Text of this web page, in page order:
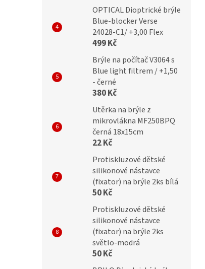
OPTICAL Dioptrické brýle
Blue-blocker Verse
24028-C1/ +3,00 Flex
499 Kč
Brýle na počítač V3064 s
Blue light filtrem / +1,50
- černé
380 Kč
Utěrka na brýle z
mikrovlákna MF250BPQ
černá 18x15cm
22 Kč
Protiskluzové dětské
silikonové nástavce
(fixator) na brýle 2ks bílá
50 Kč
Protiskluzové dětské
silikonové nástavce
(fixator) na brýle 2ks
světlo-modrá
50 Kč
utěrka na brýle z
mikrovlákna s motivem
59 Kč